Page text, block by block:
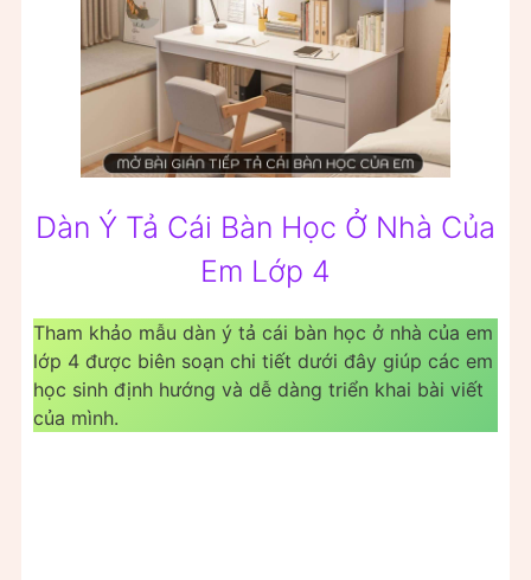
Dàn Ý Tả Cái Bàn Học Ở Nhà Của
Em Lớp 4
Tham khảo mẫu dàn ý tả cái bàn học ở nhà của em
lớp 4 được biên soạn chi tiết dưới đây giúp các em
học sinh định hướng và dễ dàng triển khai bài viết
của mình.